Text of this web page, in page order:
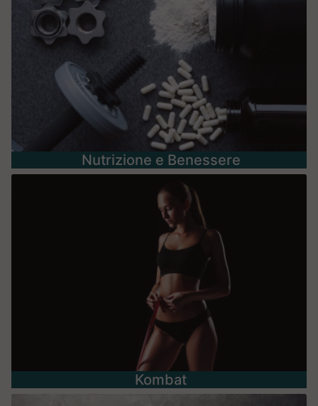
Nutrizione e Benessere
Kombat